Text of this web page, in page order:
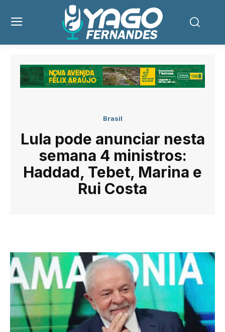
Brasil
Lula pode anunciar nesta
semana 4 ministros:
Haddad, Tebet, Marina e
Rui Costa